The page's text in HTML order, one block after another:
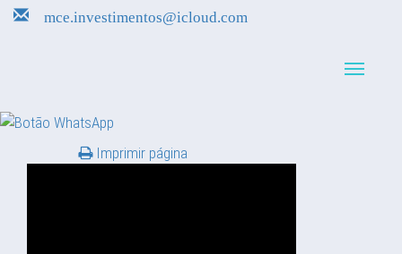
mce.investimentos@icloud.com
Navegação reduzida
Imprimir página